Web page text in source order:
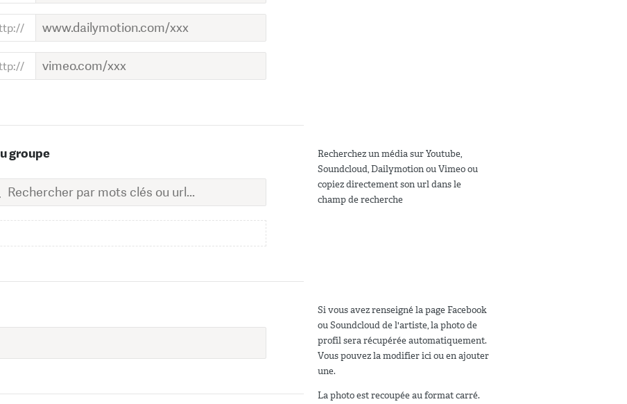
groupe
Recherchez un média sur Youtube,
Soundcloud, Dailymotion ou Vimeo ou
copiez directement son url dans le
champ de recherche
Si vous avez renseigné la page Facebook
ou Soundcloud de l'artiste, la photo de
profil sera récupérée automatiquement.
Vous pouvez la modifier ici ou en ajouter
une.
La photo est recoupée au format carré.